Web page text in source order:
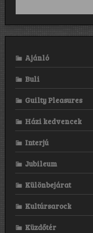
Ajánló
Buli
Guilty Pleasures
Házi kedvencek
Interjú
Jubileum
Különbejárat
Kultúrsarock
Küzdőtér